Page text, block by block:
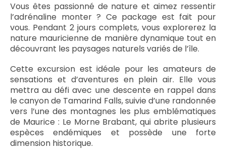
Vous êtes passionné de nature et aimez ressentir
l’adrénaline monter ? Ce package est fait pour
vous. Pendant 2 jours complets, vous explorerez la
nature mauricienne de manière dynamique tout en
découvrant les paysages naturels variés de l’île.
Cette excursion est idéale pour les amateurs de
sensations et d’aventures en plein air. Elle vous
mettra au défi avec une descente en rappel dans
le canyon de Tamarind Falls, suivie d’une randonnée
vers l’une des montagnes les plus emblématiques
de Maurice : Le Morne Brabant, qui abrite plusieurs
espèces endémiques et possède une forte
dimension historique.